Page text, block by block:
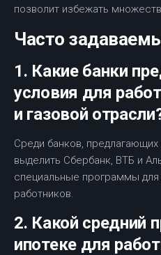
позволит избежать
Часто
1. Какие банки
условия для
и газовой
Среди банков,
выделить Сбербанк, ВТБ и
специальные программы для
работников.
2. Какой средний
ипотеке для